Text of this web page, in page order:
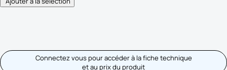
Connectez vous pour accéder à la fiche technique
et au prix du produit